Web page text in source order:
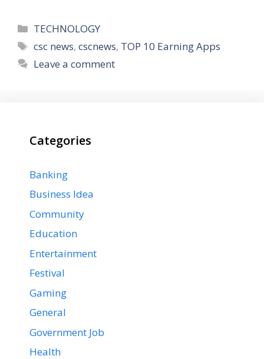
Categories
TECHNOLOGY
Tags
csc news,cscnews, TOP 10 Earning Apps
Leave a comment
Categories
Banking
Business Idea
Community
Education
Entertainment
Festival
Gaming
General
Government Job
Health